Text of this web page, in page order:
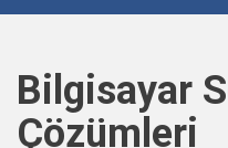
Bilgisayar
Çözümleri